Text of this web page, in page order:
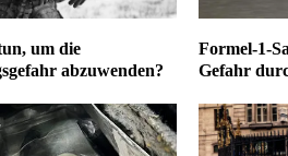
um die
abzuwenden?
Formel-1-
Gefahr